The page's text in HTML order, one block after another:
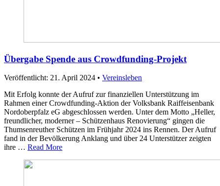
Übergabe Spende aus Crowdfunding-Projekt
Veröffentlicht: 21. April 2024 • Vereinsleben
Mit Erfolg konnte der Aufruf zur finanziellen Unterstützung im
Rahmen einer Crowdfunding-Aktion der Volksbank Raiffeisenbank
Nordoberpfalz eG abgeschlossen werden. Unter dem Motto „Heller,
freundlicher, moderner – Schützenhaus Renovierung“ gingen die
Thumsenreuther Schützen im Frühjahr 2024 ins Rennen. Der Aufruf
fand in der Bevölkerung Anklang und über 24 Unterstützer zeigten
ihre … Read More